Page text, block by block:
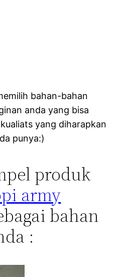
bahan-bahan
anda yang bisa
yang diharapkan
punya:)
produk
army
bahan
: